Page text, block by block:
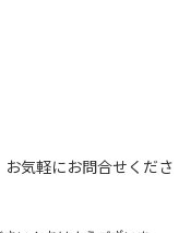
お気軽にお問合せくださ